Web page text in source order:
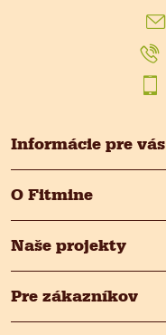
k
y
v
ý
p
i
eInformácie pre vás
O Fitmine
Naše projekty
Pre zákazníkov